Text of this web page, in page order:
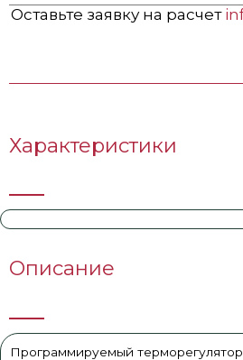
Оставьте заявку на расчет
Характеристики
Описание
Программируемый